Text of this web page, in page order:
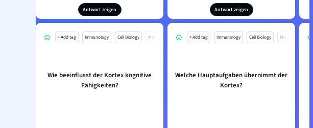
Antwort zeigen Antwort zeigen
+ Add tag Immunology Cell Biology Mo
Wie beeinflusst der Kortex kognitive
Fähigkeiten?
+ Add tag Immunology Cell Biology Mo
Welche Hauptaufgaben übernimmt der
Kortex?